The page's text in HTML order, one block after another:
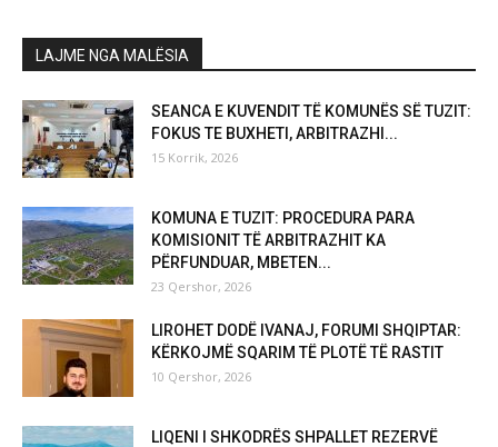
LAJME NGA MALËSIA
SEANCA E KUVENDIT TË KOMUNËS SË TUZIT:
FOKUS TE BUXHETI, ARBITRAZHI...
15 Korrik, 2026
KOMUNA E TUZIT: PROCEDURA PARA
KOMISIONIT TË ARBITRAZHIT KA
PËRFUNDUAR, MBETEN...
23 Qershor, 2026
LIROHET DODË IVANAJ, FORUMI SHQIPTAR:
KËRKOJMË SQARIM TË PLOTË TË RASTIT
10 Qershor, 2026
LIQENI I SHKODRËS SHPALLET REZERVË